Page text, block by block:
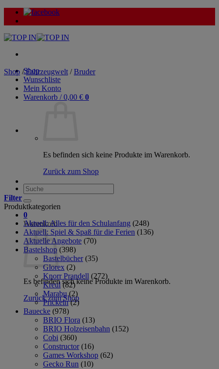
Zum
Inhalt
Shop
Wunschliste
Mein Konto
Warenkorb /0,00 € 0
Es befinden sich keine Produkte im Warenkorb.
Zurück zum Shop
Suche
nach:
0
Warenkorb
Es befinden sich keine Produkte im Warenkorb.
Zurück zum Shop
Shop / Fahrzeugwelt / Bruder
Filter
Produktkategorien
Aktuell: Alles für den Schulanfang (248)
Aktuell: Spiel & Spaß für die Ferien (136)
Aktuelle Angebote (70)
Bastelshop (398)
Bastelbücher (35)
Glorex (2)
Knorr Prandell (272)
Kreul (82)
Marabu (2)
Prickeln (2)
Bauecke (978)
BRIO Flora (13)
BRIO Holzeisenbahn (152)
Cobi (360)
Constructor (16)
Games Workshop (62)
Gecko Run (10)